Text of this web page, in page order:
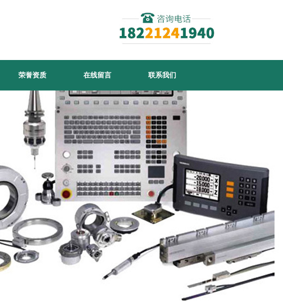
荣誉资质 在线留言 联系我们